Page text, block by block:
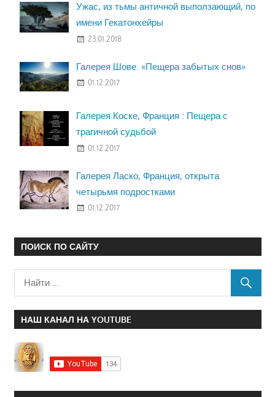
Ужас, из тьмы античной выползающий, по
имени Гекатонхейры
23.01.2018
Галерея Шове. «Пещера забытых снов»
01.12.2017
Галерея Коске, Франция : Пещера с
трагичной судьбой
01.12.2017
Галерея Ласко, Франция, открыта
четырьмя подростками
01.12.2017
ПОИСК ПО САЙТУ
НАШ КАНАЛ НА YOUTUBE